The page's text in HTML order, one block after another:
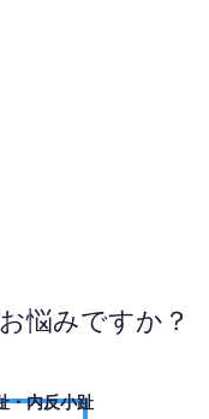
悩みですか？
・内反小趾